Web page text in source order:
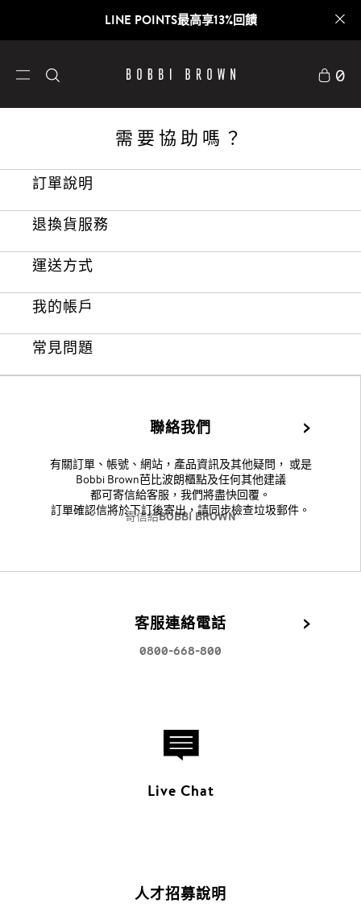
LINE POINTS最高享13%回饋
0
需要協助嗎？
訂單說明
退換貨服務
運送方式
我的帳戶
常見問題
聯絡我們
有關訂單、帳號、網站，產品資訊及其他疑問， 或是
Bobbi Brown芭比波朗櫃點及任何其他建議
都可寄信給客服，我們將盡快回覆。
訂單確認信將於下訂後寄出，請同步檢查垃圾郵件。
寄信給BOBBI BROWN
客服連絡電話
0800-668-800
Live Chat
人才招募說明